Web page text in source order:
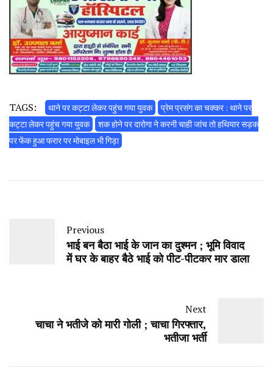
TAGS: थाने पर कट्टा लेकर पहुंच गया युवक
प्रेम प्रसंग का चक्कर : थाने पर
कट्टा लेकर पहुंच गया युवक
शक होने पर दारोगा ने करनी चाही जांच तो हथियार सड़क
पर फेंक हुआ फरार पर मोबाइल भी गिड़ा
Previous
भाई बन बैठा भाई के जान का दुश्मन ; भूमि विवाद
में घर के बाहर बैठे भाई को पीट-पीटकर मार डाला
Next
चाचा ने भतीजे को मारी गोली ; चाचा गिरफ्तार,
भतीजा भर्ती